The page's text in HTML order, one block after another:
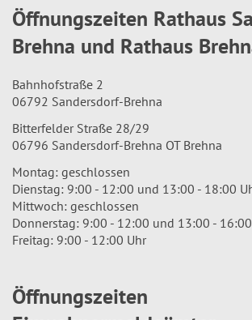
Öffnungszeiten Rathaus
Brehna und Rathaus
Bahnhofstraße 2
06792 Sandersdorf-Brehna
Bitterfelder Straße 28/29
06796 Sandersdorf-Brehna OT Brehna
Montag: geschlossen
Dienstag: 9:00 - 12:00 und 13:00 - 18:00
Mittwoch: geschlossen
Donnerstag: 9:00 - 12:00 und 13:00 -
Freitag: 9:00 - 12:00 Uhr
Öffnungszeiten